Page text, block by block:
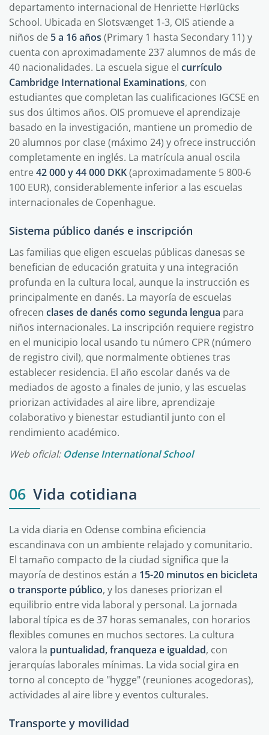
departamento internacional de Henriette Hørlücks
School. Ubicada en Slotsvænget 1-3, OIS atiende a
niños de 5 a 16 años (Primary 1 hasta Secondary 11) y
cuenta con aproximadamente 237 alumnos de más de
40 nacionalidades. La escuela sigue el currículo
Cambridge International Examinations, con
estudiantes que completan las cualificaciones IGCSE en
sus dos últimos años. OIS promueve el aprendizaje
basado en la investigación, mantiene un promedio de
20 alumnos por clase (máximo 24) y ofrece instrucción
completamente en inglés. La matrícula anual oscila
entre42 000 y 44 000 DKK(aproximadamente 5 800-6
100 EUR), considerablemente inferior a las escuelas
internacionales de Copenhague.
Sistema público danés e inscripción
Las familias que eligen escuelas públicas danesas se
benefician de educación gratuita y una integración
profunda en la cultura local, aunque la instrucción es
principalmente en danés. La mayoría de escuelas
ofrecen clases de danés como segunda lengua para
niños internacionales. La inscripción requiere registro
en el municipio local usando tu número CPR (número
de registro civil), que normalmente obtienes tras
establecer residencia. El año escolar danés va de
mediados de agosto a finales de junio, y las escuelas
priorizan actividades al aire libre, aprendizaje
colaborativo y bienestar estudiantil junto con el
rendimiento académico.
Web oficial: Odense International School
06 Vida cotidiana
La vida diaria en Odense combina eficiencia
escandinava con un ambiente relajado y comunitario.
El tamaño compacto de la ciudad significa que la
mayoría de destinos están a 15-20 minutos en bicicleta
o transporte público, y los daneses priorizan el
equilibrio entre vida laboral y personal. La jornada
laboral típica es de 37 horas semanales, con horarios
flexibles comunes en muchos sectores. La cultura
valora la puntualidad, franqueza e igualdad, con
jerarquías laborales mínimas. La vida social gira en
torno al concepto de "hygge" (reuniones acogedoras),
actividades al aire libre y eventos culturales.
Transporte y movilidad